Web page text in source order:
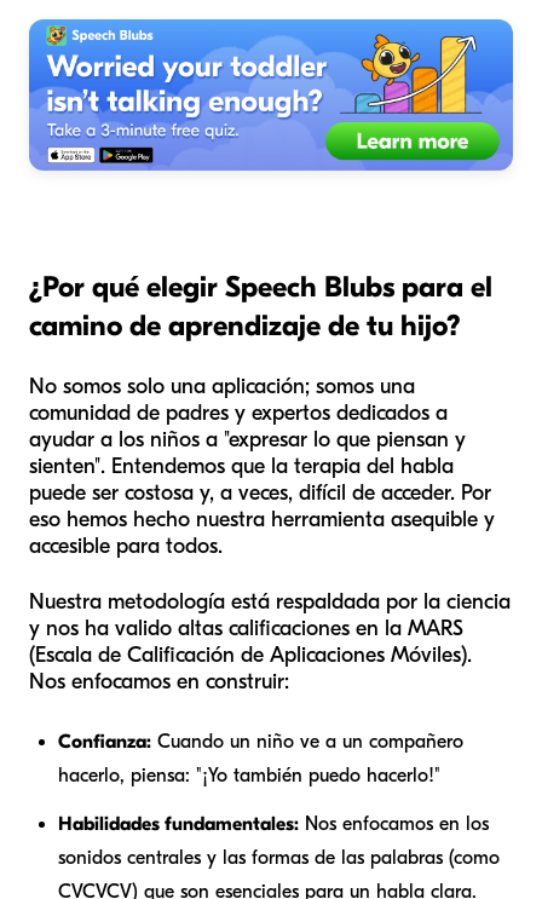
¿Por qué elegir Speech Blubs para el
camino de aprendizaje de tu hijo?
No somos solo una aplicación; somos una
comunidad de padres y expertos dedicados a
ayudar a los niños a "expresar lo que piensan y
sienten". Entendemos que la terapia del habla
puede ser costosa y, a veces, difícil de acceder. Por
eso hemos hecho nuestra herramienta asequible y
accesible para todos.
Nuestra metodología está respaldada por la ciencia
y nos ha valido altas calificaciones en la MARS
(Escala de Calificación de Aplicaciones Móviles).
Nos enfocamos en construir:
Confianza: Cuando un niño ve a un compañero
hacerlo, piensa: "¡Yo también puedo hacerlo!"
Habilidades fundamentales: Nos enfocamos en los
sonidos centrales y las formas de las palabras (como
CVCVCV) que son esenciales para un habla clara.